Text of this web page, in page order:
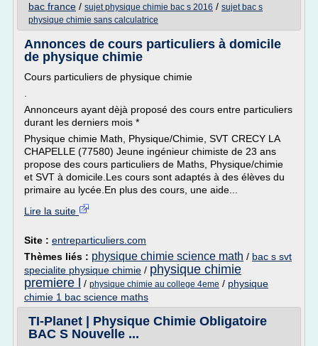
bac france / sujet physique chimie bac s 2016 / sujet bac s
physique chimie sans calculatrice
Annonces de cours particuliers à domicile
de physique chimie
Cours particuliers de physique chimie
Annonceurs ayant dèjà proposé des cours entre particuliers
durant les derniers mois *
Physique chimie Math, Physique/Chimie, SVT CRECY LA
CHAPELLE (77580) Jeune ingénieur chimiste de 23 ans
propose des cours particuliers de Maths, Physique/chimie
et SVT à domicile.Les cours sont adaptés à des élèves du
primaire au lycée.En plus des cours, une aide...
Lire la suite
Site : entreparticuliers.com
Thèmes liés : physique chimie science math / bac s svt
specialite physique chimie / physique chimie
premiere l
/ physique chimie au college 4eme / physique
chimie 1 bac science maths
TI-Planet | Physique Chimie Obligatoire
BAC S Nouvelle ...